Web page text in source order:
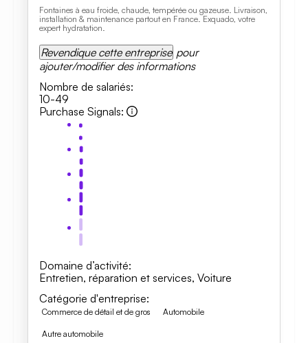
Fontaines à eau froide, chaude, tempérée ou gazeuse. Livraison,
installation & maintenance partout en France. Exquado, votre
expert hydratation.
Revendique cette entreprise pour
ajouter/modifier des informations
Nombre de salariés:
10-49
Purchase Signals:
Domaine d’activité:
Entretien, réparation et services, Voiture
Catégorie d'entreprise:
Commerce de détail et de gros Automobile
Autre automobile